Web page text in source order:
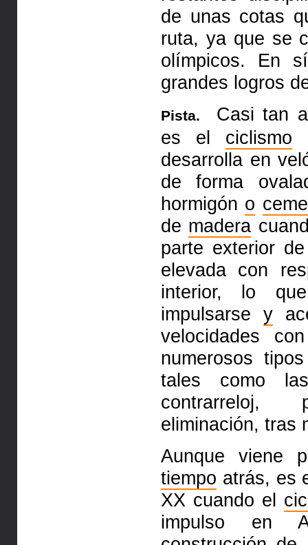
de unas cotas
ruta, ya que se
olímpicos. En
grandes logros
Pista.
Casi tan
es el ciclismo
desarrolla en
de forma
hormigón o
de madera
parte exterior
elevada con
interior, lo
impulsarse y
velocidades
numerosos
tales como
contrarreloj,
eliminación, tras
Aunque viene
tiempo atrás, es
XX cuando el
impulso en